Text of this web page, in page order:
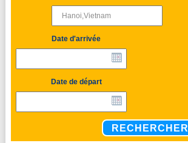
Date d'arrivée
Date de départ
RECHERCHER